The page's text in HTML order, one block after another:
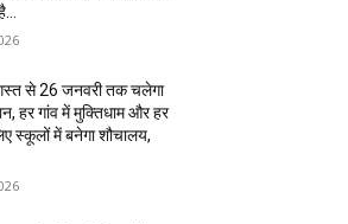
से 26 जनवरी तक चलेगा
हर गांव में मुक्तिधाम और हर
स्कूलों में बनेगा शौचालय,